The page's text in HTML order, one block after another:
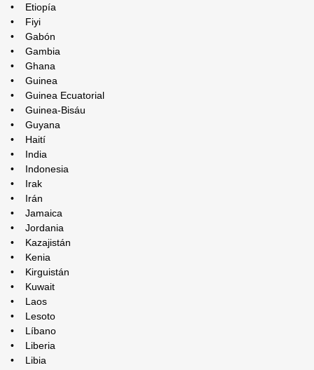
• Etiopía
• Fiyi
• Gabón
• Gambia
• Ghana
• Guinea
• Guinea Ecuatorial
• Guinea-Bisáu
• Guyana
• Haití
• India
• Indonesia
• Irak
• Irán
• Jamaica
• Jordania
• Kazajistán
• Kenia
• Kirguistán
• Kuwait
• Laos
• Lesoto
• Líbano
• Liberia
• Libia